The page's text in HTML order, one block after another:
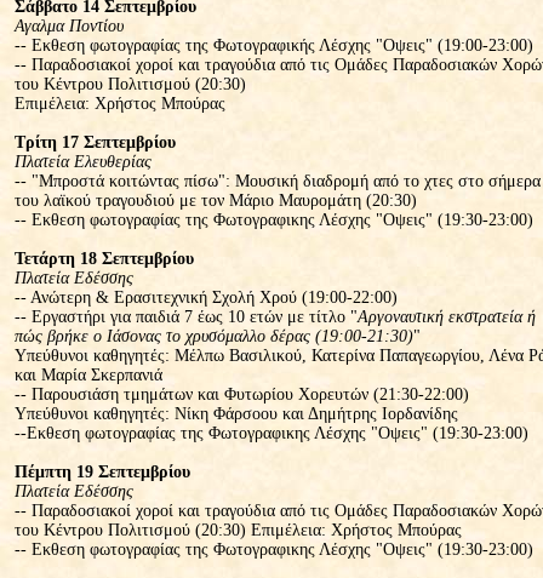
Σάββατο 14 Σεπτεμβρίου
Αγαλμα Ποντίου
-- Εκθεση φωτογραφίας της Φωτογραφικής Λέσχης "Οψεις" (19:00-23:00)
-- Παραδοσιακοί χοροί και τραγούδια από τις Ομάδες Παραδοσιακών
του Κέντρου Πολιτισμού (20:30)
Επιμέλεια: Χρήστος Μπούρας
Τρίτη 17 Σεπτεμβρίου
Πλατεία Ελευθερίας
-- "Μπροστά κοιτώντας πίσω": Μουσική διαδρομή από το χτες στο σήμερα
του λαϊκού τραγουδιού με τον Μάριο Μαυρομάτη (20:30)
-- Εκθεση φωτογραφίας της Φωτογραφικης Λέσχης "Οψεις" (19:30-23:00)
Τετάρτη 18 Σεπτεμβρίου
Πλατεία Εδέσσης
-- Ανώτερη & Ερασιτεχνική Σχολή Χρού (19:00-22:00)
-- Εργαστήρι για παιδιά 7 έως 10 ετών με τίτλο "Αργοναυτική εκστρατεία ή
πώς βρήκε ο Ιάσονας το χρυσόμαλλο δέρας (19:00-21:30)"
Υπεύθυνοι καθηγητές: Μέλπω Βασιλικού, Κατερίνα Παπαγεωργίου, Λένα
και Μαρία Σκερπανιά
-- Παρουσιάση τμημάτων και Φυτωρίου Χορευτών (21:30-22:00)
Υπεύθυνοι καθηγητές: Νίκη Φάρσοου και Δημήτρης Ιορδανίδης
--Εκθεση φωτογραφίας της Φωτογραφικης Λέσχης "Οψεις" (19:30-23:00)
Πέμπτη 19 Σεπτεμβρίου
Πλατεία Εδέσσης
-- Παραδοσιακοί χοροί και τραγούδια από τις Ομάδες Παραδοσιακών
του Κέντρου Πολιτισμού (20:30) Επιμέλεια: Χρήστος Μπούρας
-- Εκθεση φωτογραφίας της Φωτογραφικης Λέσχης "Οψεις" (19:30-23:00)